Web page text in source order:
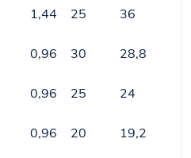
1,44 25
36
0,96 30
28,8
0,96 25
24
0,96 20
19,2